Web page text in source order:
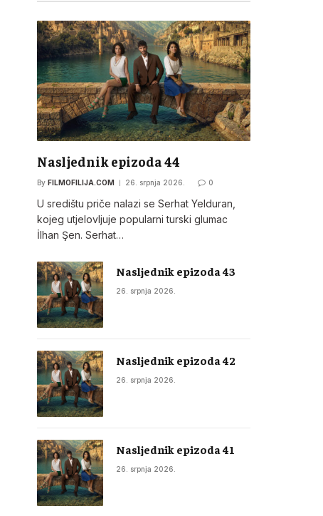
Nasljednik epizoda 44
By FILMOFILIJA.COM 26. srpnja 2026. 0
U središtu priče nalazi se Serhat Yelduran,
kojeg utjelovljuje popularni turski glumac
İlhan Şen. Serhat…
Nasljednik epizoda 43
26. srpnja 2026.
Nasljednik epizoda 42
26. srpnja 2026.
Nasljednik epizoda 41
26. srpnja 2026.